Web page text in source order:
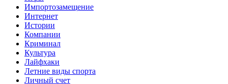
Импортозамещение
Интернет
Истории
Компании
Криминал
Культура
Лайфхаки
Летние виды спорта
Личный счет